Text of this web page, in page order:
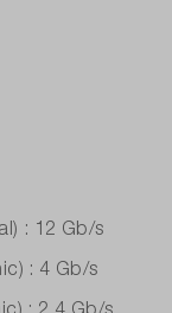
: 12 Gb/s
: 4 Gb/s